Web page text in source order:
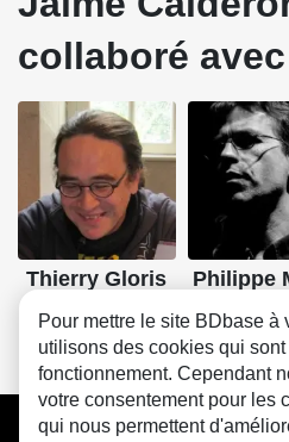
collaboré
Thierry Gloris Philippe
CGU FAQ
Pour mettre le site BDbase à
utilisons des cookies qui
fonctionnement. Cependant
votre consentement pour les
qui nous permettent